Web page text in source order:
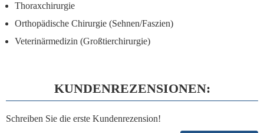
Thoraxchirurgie
Orthopädische Chirurgie (Sehnen/Faszien)
Veterinärmedizin (Großtierchirurgie)
KUNDENREZENSIONEN:
Schreiben Sie die erste Kundenrezension!